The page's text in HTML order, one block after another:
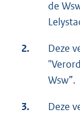
de
2.
Deze
Wsw”.
3.
Deze